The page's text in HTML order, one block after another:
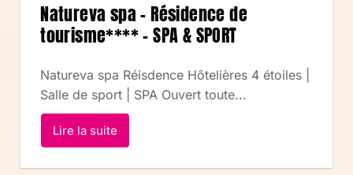
Natureva spa – Résidence de
tourisme**** – SPA & SPORT
Natureva spa Réisdence Hôtelières 4 étoiles |
Salle de sport | SPA Ouvert toute...
Lire la suite